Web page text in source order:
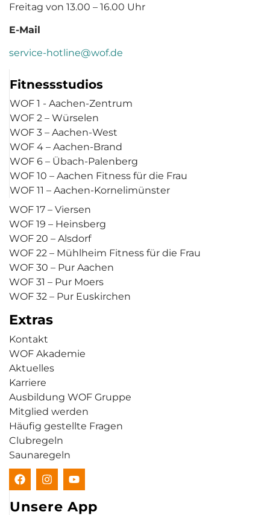
Freitag von 13.00 – 16.00 Uhr
E-Mail
service-hotline@wof.de
Fitnessstudios
WOF 1 - Aachen-Zentrum
WOF 2 – Würselen
WOF 3 – Aachen-West
WOF 4 – Aachen-Brand
WOF 6 – Übach-Palenberg
WOF 10 – Aachen Fitness für die Frau
WOF 11 – Aachen-Kornelimünster
WOF 17 – Viersen
WOF 19 – Heinsberg
WOF 20 – Alsdorf
WOF 22 – Mühlheim Fitness für die Frau
WOF 30 – Pur Aachen
WOF 31 – Pur Moers
WOF 32 – Pur Euskirchen
Extras
Kontakt
WOF Akademie
Aktuelles
Karriere
Ausbildung WOF Gruppe
Mitglied werden
Häufig gestellte Fragen
Clubregeln
Saunaregeln
Unsere App